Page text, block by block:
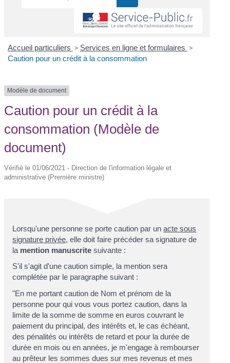
Accueil particuliers > Services en ligne et formulaires >
Caution pour un crédit à la consommation
Modèle de document
Caution pour un crédit à la
consommation (Modèle de
document)
Vérifié le 01/06/2021 - Direction de l'information légale et
administrative (Première ministre)
Lorsqu'une personne se porte caution par unacte sous
signature privée, elle doit faire précéder sa signature de
la mention manuscrite suivante :
S'il s'agit d'une caution simple, la mention sera
complétée par le paragraphe suivant :
"En me portant caution de Nom et prénom de la
personne pour qui vous vous portez caution, dans la
limite de la somme desomme en euros couvrant le
paiement du principal, des intérêts et, le cas échéant,
des pénalités ou intérêts de retard et pour la durée de
durée en mois ou en années, je m'engage à rembourser
au prêteur les sommes dues sur mes revenus et mes